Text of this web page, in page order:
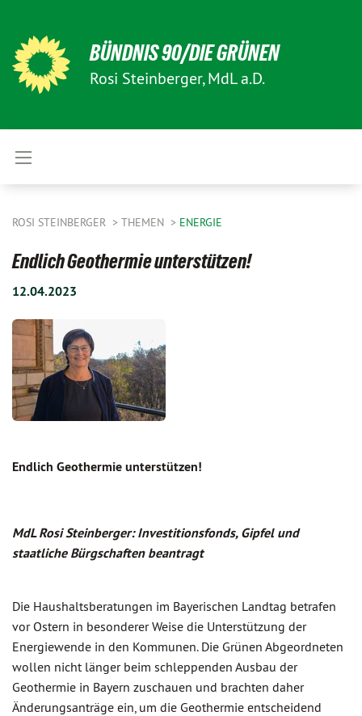
BÜNDNIS 90/DIE GRÜNEN
Rosi Steinberger, MdL a.D.
ROSI STEINBERGER THEMEN ENERGIE
Endlich Geothermie unterstützen!
12.04.2023
Endlich Geothermie unterstützen!
MdL Rosi Steinberger: Investitionsfonds, Gipfel und
staatliche Bürgschaften beantragt
Die Haushaltsberatungen im Bayerischen Landtag betrafen
vor Ostern in besonderer Weise die Unterstützung der
Energiewende in den Kommunen. Die Grünen Abgeordneten
wollen nicht länger beim schleppenden Ausbau der
Geothermie in Bayern zuschauen und brachten daher
Änderungsanträge ein, um die Geothermie entscheidend